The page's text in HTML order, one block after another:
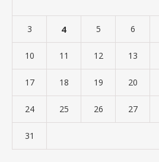
3 4 5 6
10 11 12 13
17 18 19 20
24 25 26 27
31